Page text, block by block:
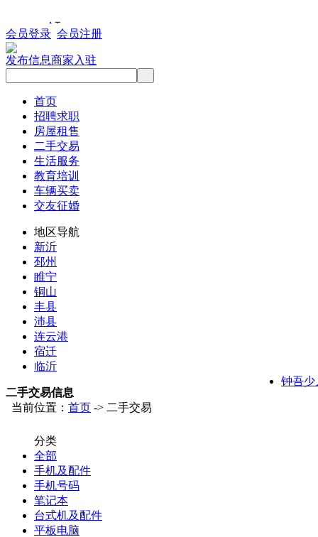
会员登录 会员注册
发布信息商家入驻
首页
招聘求职
房屋租售
二手交易
生活服务
教育培训
车辆买卖
交友征婚
地区导航
新沂
邳州
睢宁
铜山
丰县
沛县
连云港
宿迁
临沂
钟吾少
二手交易信息
当前位置： 首页 -> 二手交易
分类
全部
手机及配件
手机号码
笔记本
台式机及配件
平板电脑